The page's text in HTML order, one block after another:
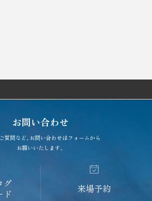
お問い合わせ
ご質問など、お問い合わせはフォームから
お願いいたします。
グ
ド
来場予約